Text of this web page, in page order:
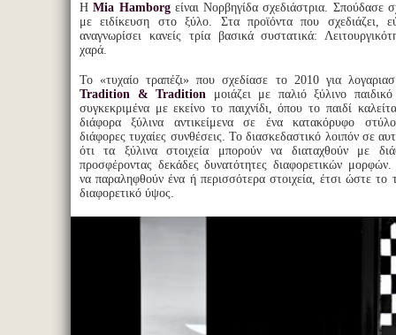
ΗMia Hamborgείναι Νορβηγίδα σχεδιάστρια. Σπούδασε
με ειδίκευση στο ξύλο. Στα προϊόντα που σχεδιάζει,
αναγνωρίσει κανείς τρία βασικά συστατικά:
χαρά.
Το «τυχαίο τραπέζι» που σχεδίασε το 2010 για
Tradition & Tradition μοιάζει με παλιό ξύλινο παιδικό
συγκεκριμένα με εκείνο το παιχνίδι, όπου το παιδί
διάφορα ξύλινα αντικείμενα σε ένα κατακόρυφο
διάφορες τυχαίες συνθέσεις. Το διασκεδαστικό λοιπόν σε
ότι τα ξύλινα στοιχεία μπορούν να διαταχθούν με
προσφέροντας δεκάδες δυνατότητες διαφορετικών
να παραληφθούν ένα ή περισσότερα στοιχεία, έτσι ώστε το
διαφορετικό ύψος.